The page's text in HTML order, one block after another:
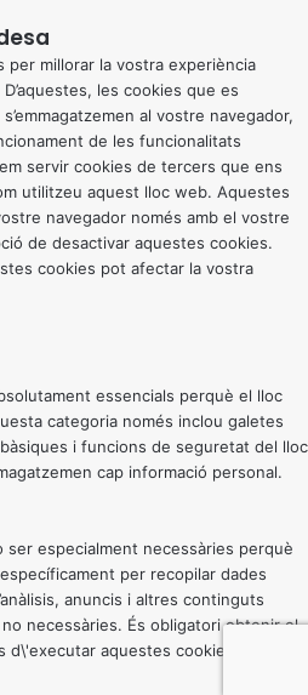
millorar la vostra experiència
les cookies que es
al vostre navegador,
de les funcionalitats
servir cookies de tercers que ens
utilitzeu aquest lloc web. Aquestes
navegador només amb el vostre
de desactivar aquestes cookies.
cookies pot afectar la vostra
essencials perquè el lloc
categoria només inclou galetes
i funcions de seguretat del lloc
cap informació personal.
especialment necessàries perquè
per recopilar dades
anuncis i altres continguts
necessàries. És obligatori obtenir el
aquestes cookies al vostre